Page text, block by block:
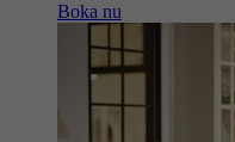
Boka nu